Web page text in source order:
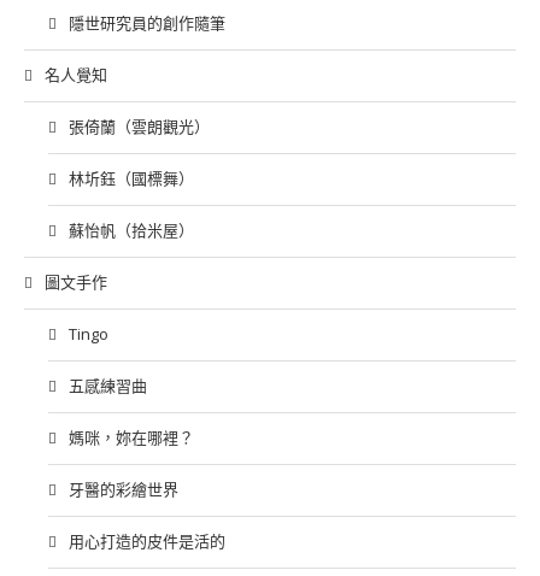
隱世研究員的創作隨筆
名人覺知
張倚蘭（雲朗觀光）
林圻鈺（國標舞）
蘇怡帆（拾米屋）
圖文手作
Tingo
五感練習曲
媽咪，妳在哪裡？
牙醫的彩繪世界
用心打造的皮件是活的